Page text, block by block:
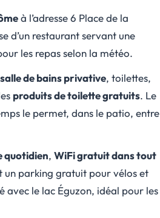
à l’adresse 6 Place de la
d’un restaurant servant une
les repas selon la météo.
salle de bains privative, toilettes,
produits de toilette gratuits. Le
le permet, dans le patio, entre
quotidien, WiFi gratuit dans tout
un parking gratuit pour vélos et
avec le lac Éguzon, idéal pour les